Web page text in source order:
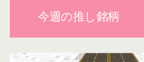
今週の推し銘柄